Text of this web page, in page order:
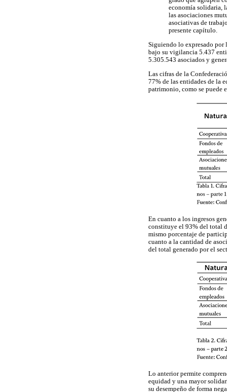
economía solidaria,
las asociaciones
asociativas de
presente capítulo.
Siguiendo lo expresado por
bajo su vigilancia 5.437
5.305.543 asociados y
Las cifras de la
77% de las entidades de la
patrimonio, como se puede
En cuanto a los ingresos
constituye el 93% del total
mismo porcentaje de
cuanto a la cantidad de
del total generado por el
Lo anterior permite
equidad y una mayor
su desempeño de forma